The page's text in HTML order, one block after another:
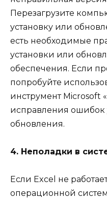
Перезагрузите
установку или
есть необходимые
установки или
обеспечения. Если
попробуйте
инструмент Microsoft
исправления ошибок
обновления.
4. Неполадки в
Если Excel не
операционной